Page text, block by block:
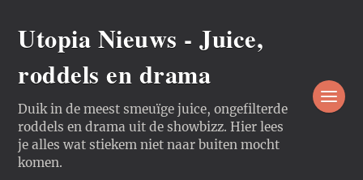
Utopia Nieuws - Juice,
roddels en drama
Duik in de meest smeuïge juice, ongefilterde
roddels en drama uit de showbizz. Hier lees
je alles wat stiekem niet naar buiten mocht
komen.